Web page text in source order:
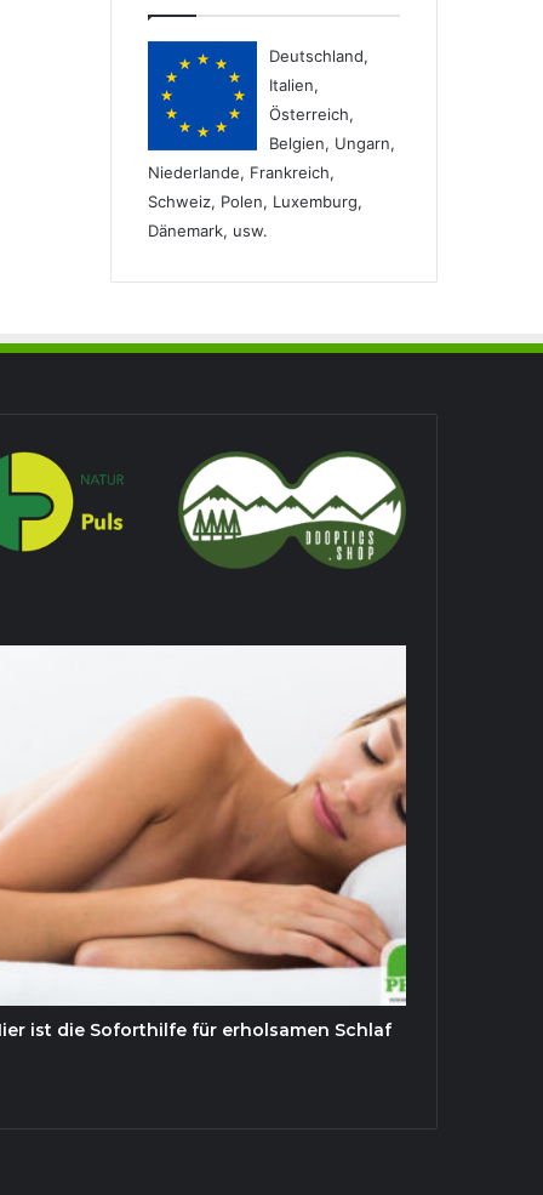
Deutschland,
Italien,
Österreich,
Belgien, Ungarn,
Niederlande, Frankreich,
Schweiz, Polen, Luxemburg,
Dänemark, usw.
ist die Soforthilfe für erholsamen Schlaf